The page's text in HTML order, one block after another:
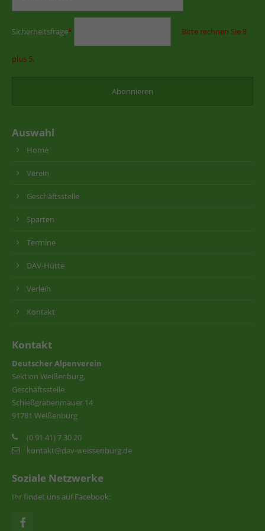
Sicherheitsfrage* Bitte rechnen Sie 8
plus 5.
Auswahl
Home
Verein
Geschäftsstelle
Sparten
Termine
DAV-Hütte
Verleih
Kontakt
Kontakt
Deutscher Alpenverein
Sektion Weißenburg,
Geschäftsstelle
Schießgrabenmauer 14
91781 Weißenburg
(0 91 41) 7 30 20
kontakt@dav-weissenburg.de
Soziale Netzwerke
Ihr findet uns auf Facebook: